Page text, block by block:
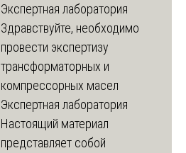
Экспертная лаборатория
Здравствуйте, необходимо
провести экспертизу
трансформаторных и
компрессорных масел
Экспертная лаборатория
Настоящий материал
представляет собой